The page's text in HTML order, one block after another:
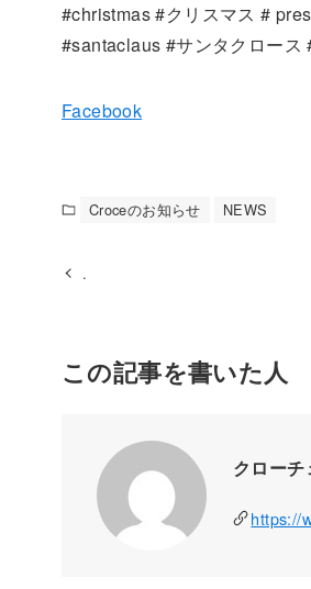
#christmas #クリスマス #
#santaclaus #サンタクロース
Facebook
Croceのお知らせ NEWS
.
この記事を書いた人
クローチ
https://